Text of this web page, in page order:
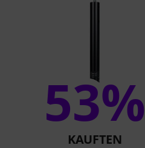
53%
KAUFTEN